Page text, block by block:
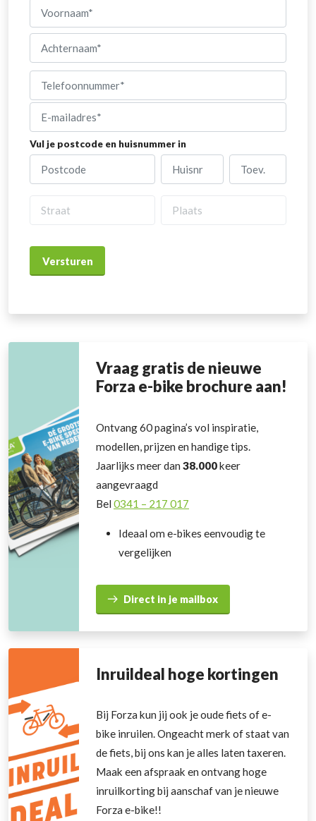
(Vereist)
Achternaam
Telefoonnumer
(Vereist)
E-
mailadres
(Vereist)
Vul je postcode en huisnummer in
Vraag gratis de nieuwe
Forza e-bike brochure aan!
Ontvang 60 pagina’s vol inspiratie,
modellen, prijzen en handige tips.
Jaarlijks meer dan 38.000keer
aangevraagd
Bel0341 – 217 017
Ideaal om e-bikes eenvoudig te
vergelijken
Direct in je mailbox
Inruildeal hoge kortingen
Bij Forza kun jij ook je oude fiets of e-
bike inruilen. Ongeacht merk of staat van
de fiets, bij ons kan je alles laten taxeren.
Maak een afspraak en ontvang hoge
inruilkorting bij aanschaf van je nieuwe
Forza e-bike!!